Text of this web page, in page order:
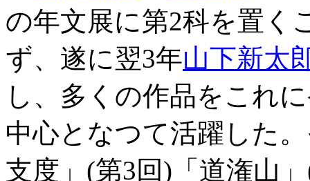
の年文展に第2科を置く
ず、遂に翌3年山下新太
し、多くの作品をこれ
中心となつて活躍した
支度」(第3回)「道潅山